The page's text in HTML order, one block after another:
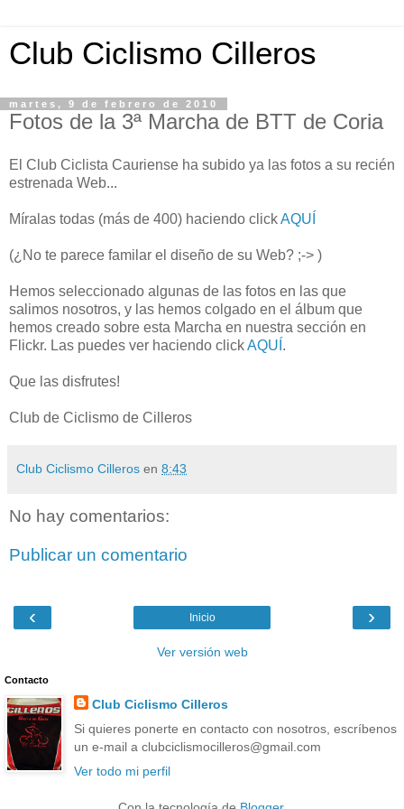
Club Ciclismo Cilleros
martes, 9 de febrero de 2010
Fotos de la 3ª Marcha de BTT de Coria
El Club Ciclista Cauriense ha subido ya las fotos a su recién
estrenada Web...
Míralas todas (más de 400) haciendo clickAQUÍ
(¿No te parece familar el diseño de su Web? ;-> )
Hemos seleccionado algunas de las fotos en las que
salimos nosotros, y las hemos colgado en el álbum que
hemos creado sobre esta Marcha en nuestra sección en
Flickr. Las puedes ver haciendo clickAQUÍ .
Que las disfrutes!
Club de Ciclismo de Cilleros
Club Ciclismo Cilleros en 8:43
No hay comentarios:
Publicar un comentario
‹ ›
Inicio
Ver versión web
Contacto
Club Ciclismo Cilleros
Si quieres ponerte en contacto con nosotros, escríbenos
un e-mail a clubciclismocilleros@gmail.com
Ver todo mi perfil